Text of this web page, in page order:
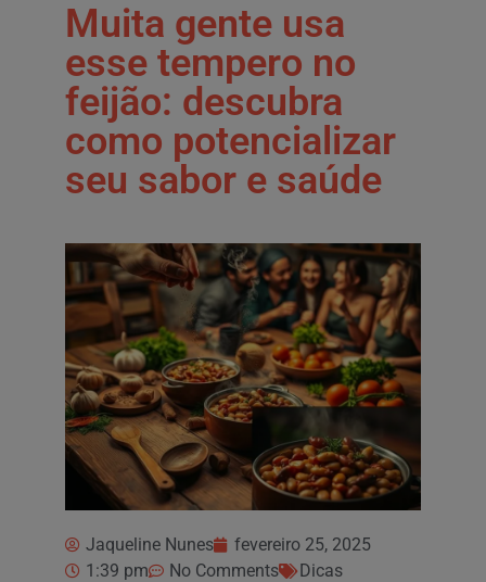
Muita gente usa
esse tempero no
feijão: descubra
como potencializar
seu sabor e saúde
Jaqueline Nunes
fevereiro 25, 2025
1:39 pm
No Comments Dicas